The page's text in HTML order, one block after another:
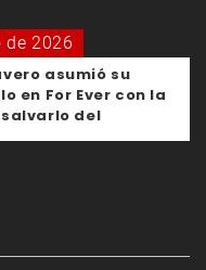
de 2026
asumió su
en For Ever con la
del